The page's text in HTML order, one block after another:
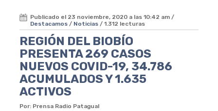
Publicado el 23 noviembre, 2020 a las 10:42 am /
Destacamos / Noticias / 1.312 lecturas
REGIÓN DEL BIOBÍO
PRESENTA 269 CASOS
NUEVOS COVID-19, 34.786
ACUMULADOS Y 1.635
ACTIVOS
Por: Prensa Radio Patagual